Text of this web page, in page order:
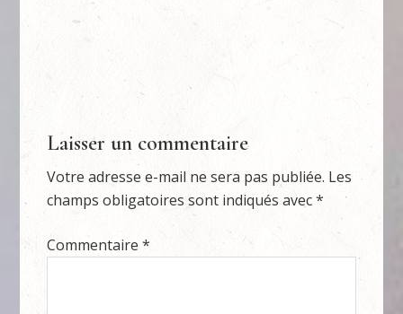
Laisser un commentaire
Votre adresse e-mail ne sera pas publiée. Les
champs obligatoires sont indiqués avec*
Commentaire*